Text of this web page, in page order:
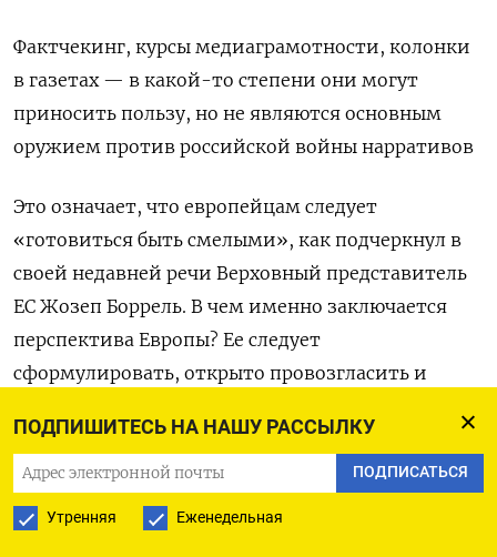
ПОДПИШИТЕСЬ НА НАШУ РАССЫЛКУ
ПОДПИСАТЬСЯ
Утренняя Еженедельная
Фактчекинг, курсы медиаграмотности, колонки
в газетах — в какой-то степени они могут
приносить пользу, но не являются основным
оружием против российской войны нарративов
Это означает, что европейцам следует
«готовиться быть смелыми», как подчеркнул в
своей недавней речи Верховный представитель
ЕС Жозеп Боррель. В чем именно заключается
перспектива Европы? Ее следует
сформулировать, открыто провозгласить и
европейская модель и образ жизни зависят от
того, чтобы такой манифест был четким,
видимым и вдохновляющим.